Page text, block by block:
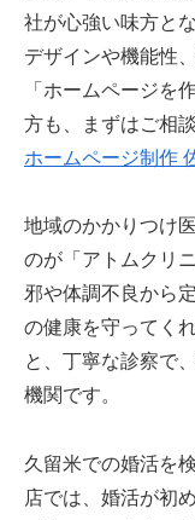
社が心強い味方と
デザインや機能性
「ホームページを
方も、まずはご相談
ホームページ制作
地域のかかりつけ
のが「アトムクリ
邪や体調不良から
の健康を守ってく
と、丁寧な診察で
機関です。
久留米での婚活を
店では、婚活が初